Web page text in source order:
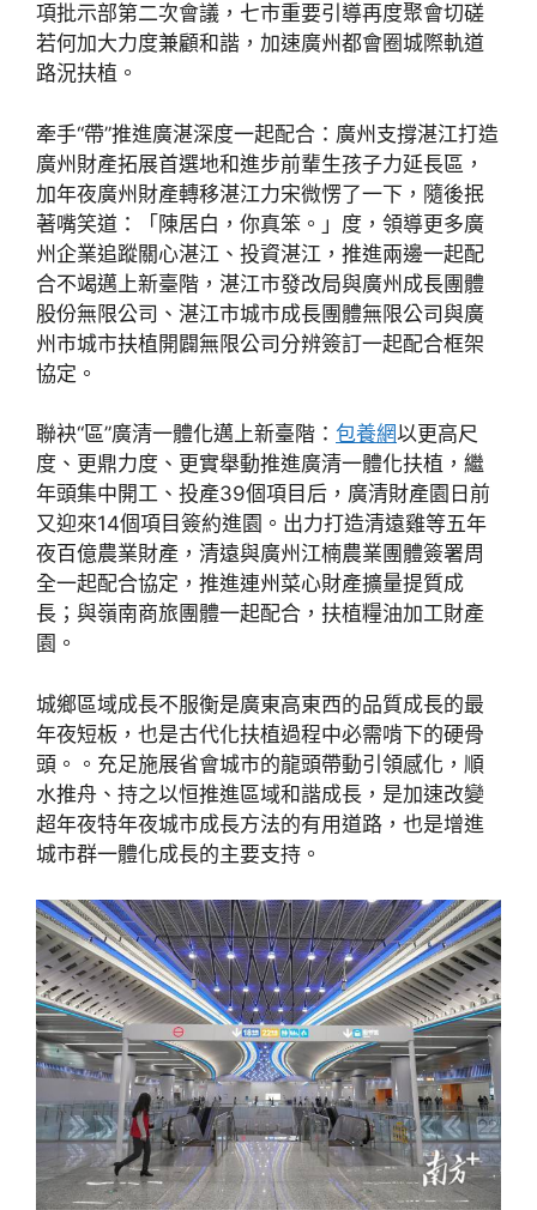
項批示部第二次會議，七市重要引導再度聚會切磋
若何加大力度兼顧和諧，加速廣州都會圈城際軌道
路況扶植。
牽手“帶”推進廣湛深度一起配合：廣州支撐湛江打造
廣州財產拓展首選地和進步前輩生孩子力延長區，
加年夜廣州財產轉移湛江力宋微愣了一下，隨後抿
著嘴笑道：「陳居白，你真笨。」度，領導更多廣
州企業追蹤關心湛江、投資湛江，推進兩邊一起配
合不竭邁上新臺階，湛江市發改局與廣州成長團體
股份無限公司、湛江市城市成長團體無限公司與廣
州市城市扶植開闢無限公司分辨簽訂一起配合框架
協定。
聯袂“區”廣清一體化邁上新臺階： 包養網以更高尺
度、更鼎力度、更實舉動推進廣清一體化扶植，繼
年頭集中開工、投產39個項目后，廣清財產園日前
又迎來14個項目簽約進園。出力打造清遠雞等五年
夜百億農業財產，清遠與廣州江楠農業團體簽署周
全一起配合協定，推進連州菜心財產擴量提質成
長；與嶺南商旅團體一起配合，扶植糧油加工財產
園。
城鄉區域成長不服衡是廣東高東西的品質成長的最
年夜短板，也是古代化扶植過程中必需啃下的硬骨
頭。。充足施展省會城市的龍頭帶動引領感化，順
水推舟、持之以恒推進區域和諧成長，是加速改變
超年夜特年夜城市成長方法的有用道路，也是增進
城市群一體化成長的主要支持。